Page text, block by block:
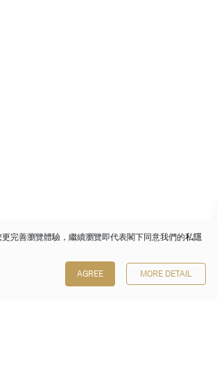
完善瀏覽體驗，繼續瀏覽即代表閣下同意我們的私隱
AGREE MORE DETAIL